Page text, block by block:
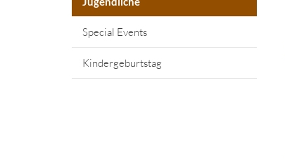
Special Events
Kindergeburtstag